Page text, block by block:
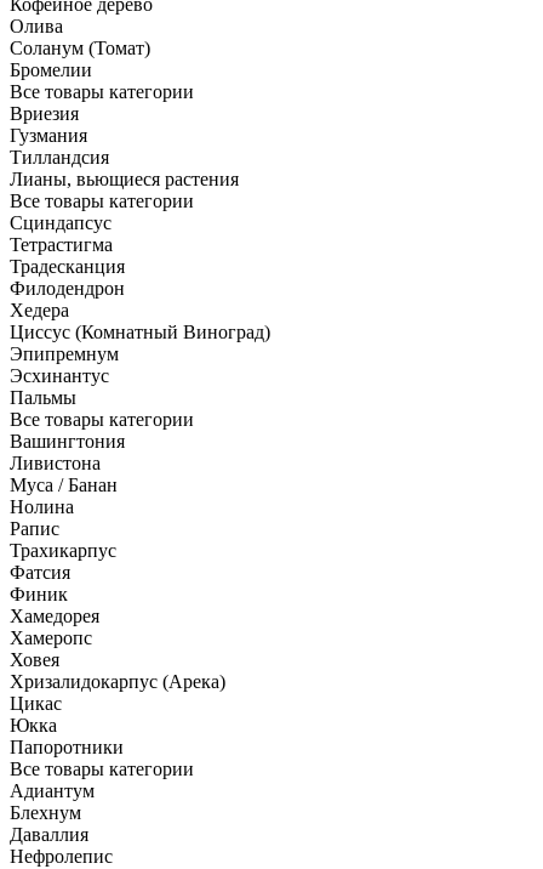
Кофейное дерево
Олива
Соланум (Томат)
Бромелии
Все товары категории
Вриезия
Гузмания
Тилландсия
Лианы, вьющиеся растения
Все товары категории
Сциндапсус
Тетрастигма
Традесканция
Филодендрон
Хедера
Циссус (Комнатный Виноград)
Эпипремнум
Эсхинантус
Пальмы
Все товары категории
Вашингтония
Ливистона
Муса / Банан
Нолина
Рапис
Трахикарпус
Фатсия
Финик
Хамедорея
Хамеропс
Ховея
Хризалидокарпус (Арека)
Цикас
Юкка
Папоротники
Все товары категории
Адиантум
Блехнум
Даваллия
Нефролепис